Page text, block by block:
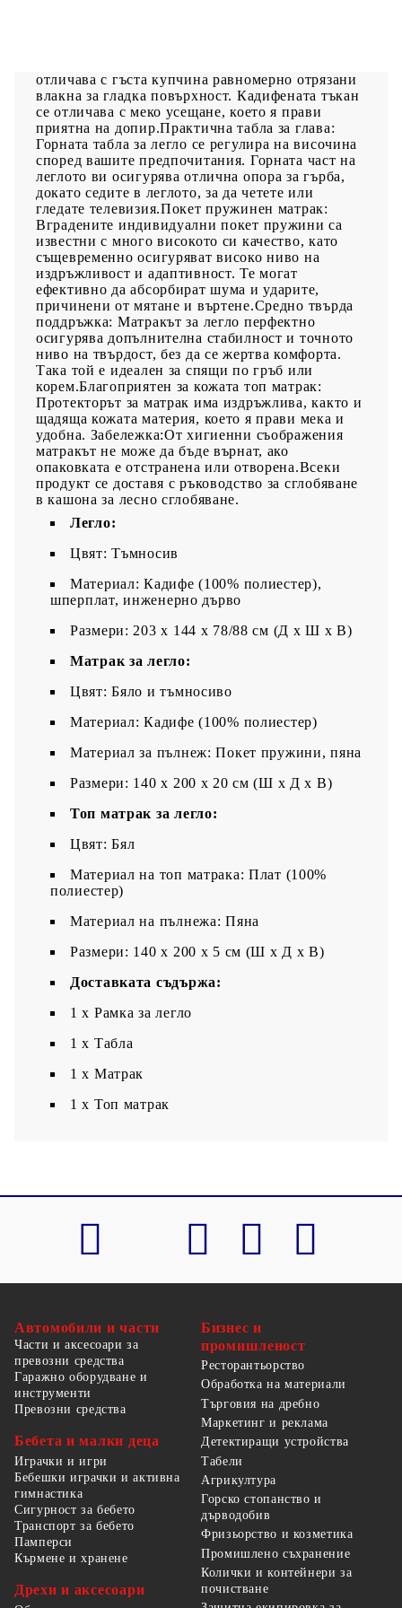
отличава с гъста купчина равномерно отрязани
влакна за гладка повърхност. Кадифената тъкан
се отличава с меко усещане, което я прави
приятна на допир.Практична табла за глава:
Горната табла за легло се регулира на височина
според вашите предпочитания. Горната част на
леглото ви осигурява отлична опора за гърба,
докато седите в леглото, за да четете или
гледате телевизия.Покет пружинен матрак:
Вградените индивидуални покет пружини са
известни с много високото си качество, като
същевременно осигуряват високо ниво на
издръжливост и адаптивност. Те могат
ефективно да абсорбират шума и ударите,
причинени от мятане и въртене.Средно твърда
поддръжка: Матракът за легло перфектно
осигурява допълнителна стабилност и точното
ниво на твърдост, без да се жертва комфорта.
Така той е идеален за спящи по гръб или
корем.Благоприятен за кожата топ матрак:
Протекторът за матрак има издръжлива, както и
щадяща кожата материя, което я прави мека и
удобна. Забележка:От хигиенни съображения
матракът не може да бъде върнат, ако
опаковката е отстранена или отворена.Всеки
продукт се доставя с ръководство за сглобяване
в кашона за лесно сглобяване.
Легло:
Цвят: Тъмносив
Материал: Кадифе (100% полиестер),
шперплат, инженерно дърво
Размери: 203 x 144 x 78/88 см (Д x Ш x В)
Матрак за легло:
Цвят: Бяло и тъмносиво
Материал: Кадифе (100% полиестер)
Материал за пълнеж: Покет пружини, пяна
Размери: 140 x 200 x 20 см (Ш x Д x В)
Топ матрак за легло:
Цвят: Бял
Материал на топ матрака: Плат (100%
полиестер)
Материал на пълнежа: Пяна
Размери: 140 x 200 x 5 см (Ш x Д x В)
Доставката съдържа:
1 x Рамка за легло
1 x Табла
1 x Матрак
1 х Топ матрак
Автомобили и части
Части и аксесоари за
превозни средства
Гаражно оборудване и
инструменти
Превозни средства
Бебета и малки деца
Играчки и игри
Бебешки играчки и активна
гимнастика
Сигурност за бебето
Транспорт за бебето
Памперси
Кърмене и хранене
Дрехи и аксесоари
Бизнес и
промишленост
Ресторантьорство
Обработка на материали
Търговия на дребно
Маркетинг и реклама
Детектиращи устройства
Табели
Агрикултура
Горско стопанство и
дърводобив
Фризьорство и козметика
Промишлено съхранение
Колички и контейнери за
почистване